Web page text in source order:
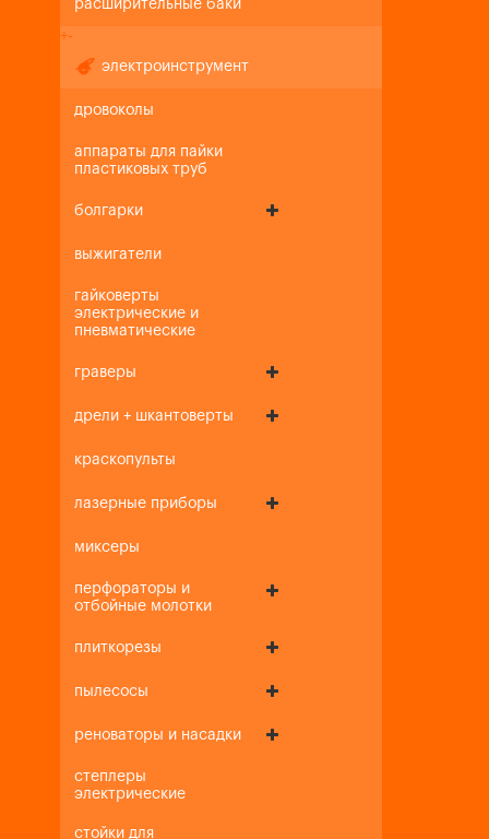
расширительные баки
+-
электроинструмент
дровоколы
аппараты для пайки
пластиковых труб
болгарки
выжигатели
гайковерты
электрические и
пневматические
граверы
дрели + шкантоверты
краскопульты
лазерные приборы
миксеры
перфораторы и
отбойные молотки
плиткорезы
пылесосы
реноваторы и насадки
степлеры
электрические
стойки для